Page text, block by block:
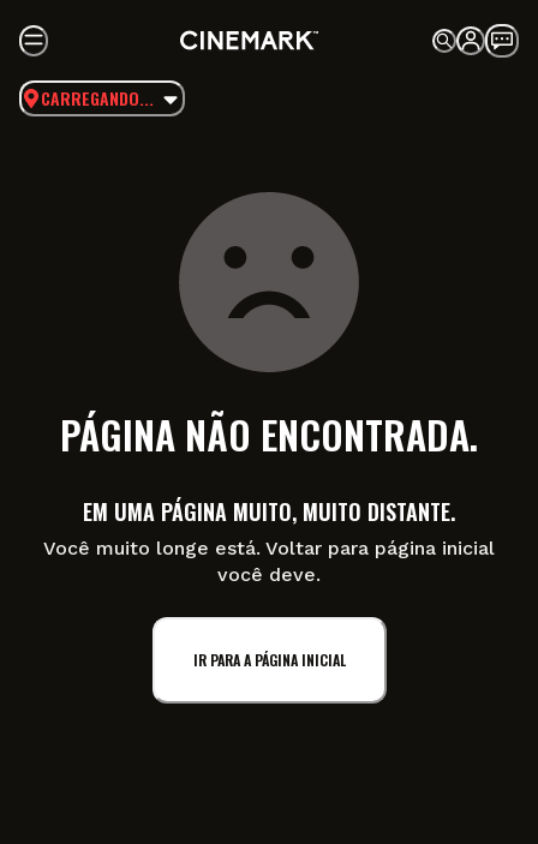
CARREGANDO...
PÁGINA NÃO ENCONTRADA.
EM UMA PÁGINA MUITO, MUITO DISTANTE.
Você muito longe está. Voltar para página inicial
você deve.
IR PARA A PÁGINA INICIAL